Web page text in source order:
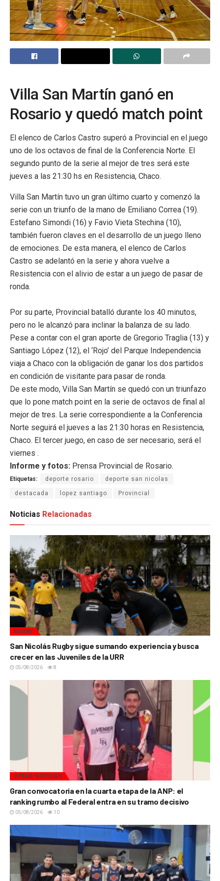
Villa San Martín ganó en
Rosario y quedó match point
El elenco de Carlos Castro superó a Provincial en el juego
uno de los octavos de final de la Conferencia Norte. El
segundo punto de la serie al mejor de tres será este
jueves a las 21:30 hs en Resistencia, Chaco.
Villa San Martín tuvo un gran último cuarto y comenzó la
serie con un triunfo de la mano de Emiliano Correa (19).
Estefano Simondi (16) y Favio Vieta Stechina (10),
también fueron claves en el desarrollo de un juego lleno
de emociones. De esta manera, el elenco de Carlos
Castro se adelantó en la serie y ahora vuelve a
Resistencia con el alivio de estar a un juego de pasar de
ronda.
Por su parte, Provincial batalló durante los 40 minutos,
pero no le alcanzó para inclinar la balanza de su lado.
Pese a contar con el gran aporte de Gregorio Traglia (13) y
Santiago López (12), el ‘Rojo’ del Parque Independencia
viaja a Chaco con la obligación de ganar los dos partidos
en condición de visitante para pasar de ronda.
De este modo, Villa San Martín se quedó con un triunfazo
que lo pone match point en la serie de octavos de final al
mejor de tres. La serie correspondiente a la Conferencia
Norte seguirá el jueves a las 21:30 horas en Resistencia,
Chaco. El tercer juego, en caso de ser necesario, será el
viernes .
Informe y fotos: Prensa Provincial de Rosario.
Etiquetas: deporte rosario deporte san nicolas
destacada lopez santiago Provincial
Noticias Relacionadas
RUGBY
San Nicolás Rugby sigue sumando experiencia y busca
crecer en las Juveniles de la URR
05/08/2026 8
OTRAS NOTICIAS
Gran convocatoria en la cuarta etapa de la ANP: el
ranking rumbo al Federal entra en su tramo decisivo
05/08/2026 10